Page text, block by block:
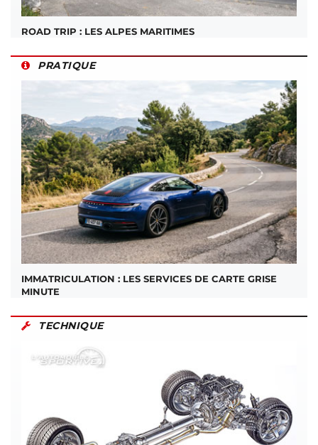
ROAD TRIP : LES ALPES MARITIMES
PRATIQUE
IMMATRICULATION : LES SERVICES DE CARTE GRISE
MINUTE
TECHNIQUE